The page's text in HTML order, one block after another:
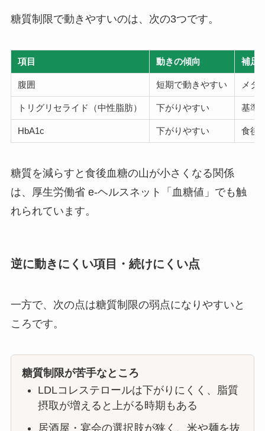
糖質制限で動きやすいのは、次の3つです。
項目 動きの傾向 補足
腹囲 短期で動きやすい メタ
トリグリセライド（中性脂肪） 下がりやすい 基準
HbA1c 下がりやすい 食後
糖質を減らすと食後血糖の山が小さくなる関係
は、厚生労働省 e-ヘルスネット「血糖値」でも触
れられています。
逆に動きにくい項目・続けにくい点
一方で、次の点は糖質制限の弱点になりやすいと
ころです。
糖質制限が苦手なところ
LDLコレステロールは下がりにくく、脂質
摂取が増えると上がる時期もある
居酒屋・宴会の選択肢が狭く、米や麺を抜